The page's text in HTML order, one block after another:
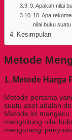
9. Apakah nilai
10. Apa
nilai buku
Kesimpulan
Metode
1. Metode Harga
Metode pertama
suatu aset adalah
Metode ini
menghitung nilai
mengurangi